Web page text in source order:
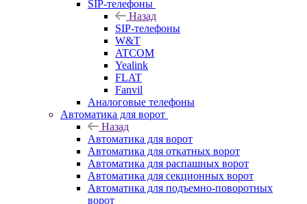
SIP-телефоны
Назад
SIP-телефоны
W&T
ATCOM
Yealink
FLAT
Fanvil
Аналоговые телефоны
Автоматика для ворот
Назад
Автоматика для ворот
Автоматика для откатных ворот
Автоматика для распашных ворот
Автоматика для секционных ворот
Автоматика для подъемно-поворотных
ворот